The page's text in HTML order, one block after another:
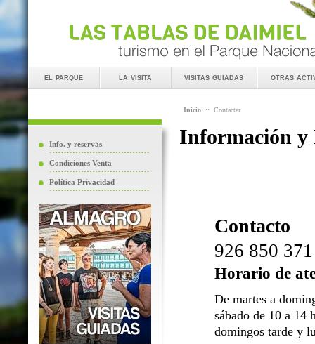
el parque la visita visitas guiadas otras
Info. y reservas
Condiciones Venta
Política Privacidad
Inicio :: Contactar
Información y
Contacto
926 850 371
Horario de
De martes a
sábado de 10 a 14
domingos tarde y